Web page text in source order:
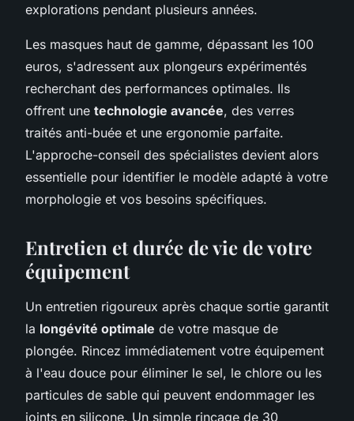
explorations pendant plusieurs années.
Les masques haut de gamme, dépassant les 100
euros, s'adressent aux plongeurs expérimentés
recherchant des performances optimales. Ils
offrent une technologie avancée, des verres
traités anti-buée et une ergonomie parfaite.
L'approche-conseil des spécialistes devient alors
essentielle pour identifier le modèle adapté à votre
morphologie et vos besoins spécifiques.
Entretien et durée de vie de votre
équipement
Un entretien rigoureux après chaque sortie garantit
la longévité optimale de votre masque de
plongée. Rincez immédiatement votre équipement
à l'eau douce pour éliminer le sel, le chlore ou les
particules de sable qui peuvent endommager les
joints en silicone. Un simple rinçage de 30